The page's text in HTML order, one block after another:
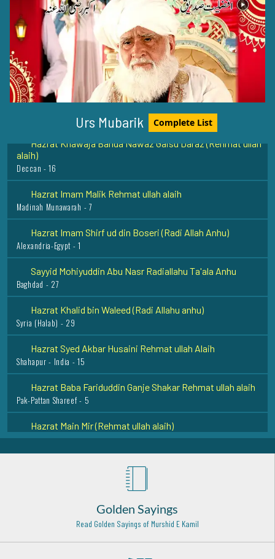
Urs Mubarik Complete List
Hazrat Sheikh Saleem Chishti Rahmat ullah Alaih
Fatehpur Sikri - 28
Hazrat Syed Ibrahim Badsha Shaheed Rehmat Ullah Alaih
Hazrat Khawaja Banda Nawaz Gaisu Daraz (Rehmat ullah
alaih)
Deccan - 16
Hazrat Imam Malik Rehmat ullah alaih
Madinah Munawarah - 7
Hazrat Imam Shirf ud din Boseri (Radi Allah Anhu)
Alexandria-Egypt - 1
Sayyid Mohiyuddin Abu Nasr Radiallahu Ta'ala Anhu
Baghdad - 27
Hazrat Khalid bin Waleed (Radi Allahu anhu)
Syria (Halab) - 29
Hazrat Syed Akbar Husaini Rehmat ullah Alaih
Shahapur - India - 15
Hazrat Baba Fariduddin Ganje Shakar Rehmat ullah alaih
Pak-Pattan Shareef - 5
Hazrat Main Mir (Rehmat ullah alaih)
Lahore - 7
Hazrat Owais Qarani (Radi Allahu anhu)
Hazrat Khawaja Muhammad Naqshband Sani Razi Allah
Hazrat Shah Shamsuddin Sabzwari (Rehmat ullah alaih)
Golden Sayings
Read Golden Sayings of Murshid E Kamil